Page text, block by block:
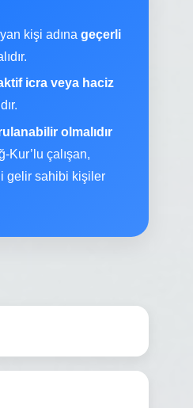
kişi adına geçerli
icra veya haciz
olmalıdır
Kur’lu çalışan,
gelir sahibi kişiler